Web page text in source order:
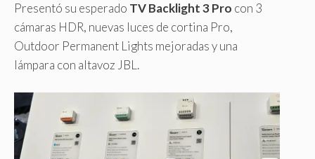
Presentó su esperado TV Backlight 3 Pro con 3
cámaras HDR, nuevas luces de cortina Pro,
Outdoor Permanent Lights mejoradas y una
lámpara con altavoz JBL.